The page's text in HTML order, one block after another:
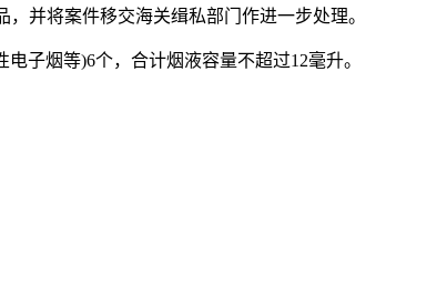
并将案件移交海关缉私部门作进一步处理。
子烟等)6个，合计烟液容量不超过12毫升。